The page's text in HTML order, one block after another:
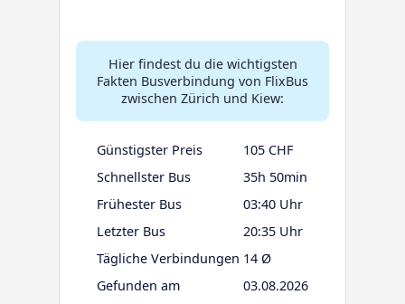
Hier findest du die wichtigsten
Fakten Busverbindung von FlixBus
zwischen Zürich und Kiew:
Günstigster Preis
105 CHF
Schnellster Bus
35h 50min
Frühester Bus
03:40 Uhr
Letzter Bus
20:35 Uhr
Tägliche Verbindungen 14 Ø
Gefunden am
03.08.2026